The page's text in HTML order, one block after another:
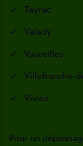
Tayrac
Valady
Vaureilles
Villefranche-
Viviez
Pour un